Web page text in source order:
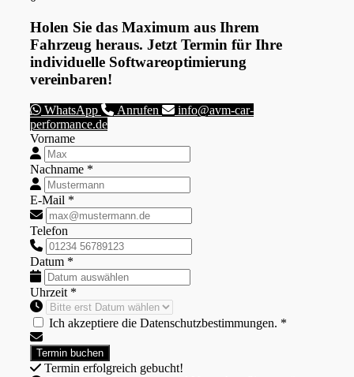
Holen Sie das Maximum aus Ihrem
Fahrzeug heraus. Jetzt Termin für Ihre
individuelle Softwareoptimierung
vereinbaren!
WhatsApp Anrufen
info@avm-car-
performance.de
Vorname
Nachname *
E-Mail *
Telefon
Datum *
Uhrzeit *
Ich akzeptiere die Datenschutzbestimmungen. *
Termin erfolgreich gebucht!